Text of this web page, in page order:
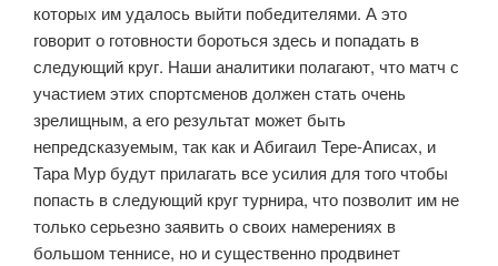
которых им удалось выйти победителями. А это
говорит о готовности бороться здесь и попадать в
следующий круг. Наши аналитики полагают, что матч с
участием этих спортсменов должен стать очень
зрелищным, а его результат может быть
непредсказуемым, так как и Абигаил Тере-Аписах, и
Тара Мур будут прилагать все усилия для того чтобы
попасть в следующий круг турнира, что позволит им не
только серьезно заявить о своих намерениях в
большом теннисе, но и существенно продвинет